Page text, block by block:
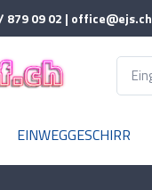
879 09 02 | office@ejs.ch
EINWEGGESCHIRR